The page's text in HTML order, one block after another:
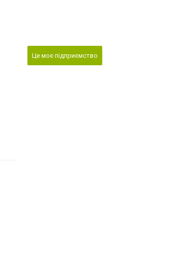
Це моє підприємство